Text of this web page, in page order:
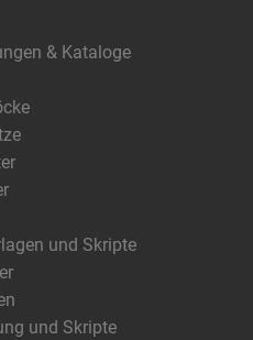
& Kataloge
und Skripte
und Skripte